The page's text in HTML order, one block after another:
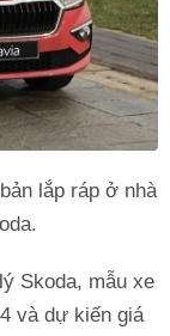
lắp ráp ở nhà
Skoda, mẫu xe
và dự kiến giá